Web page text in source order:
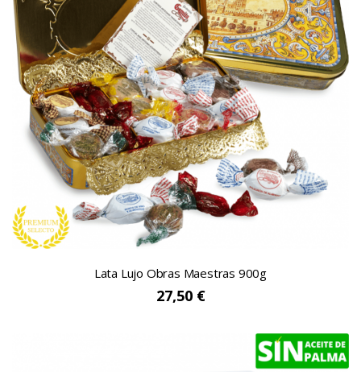
Lata Lujo Obras Maestras 900g
27,50 €